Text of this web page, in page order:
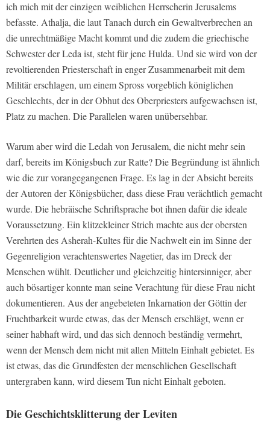
ich mich mit der einzigen weiblichen Herrscherin Jerusalems
befasste. Athalja, die laut Tanach durch ein Gewaltverbrechen an
die unrechtmäßige Macht kommt und die zudem die griechische
Schwester der Leda ist, steht für jene Hulda. Und sie wird von der
revoltierenden Priesterschaft in enger Zusammenarbeit mit dem
Militär erschlagen, um einem Spross vorgeblich königlichen
Geschlechts, der in der Obhut des Oberpriesters aufgewachsen ist,
Platz zu machen. Die Parallelen waren unübersehbar.
Warum aber wird die Ledah von Jerusalem, die nicht mehr sein
darf, bereits im Königsbuch zur Ratte? Die Begründung ist ähnlich
wie die zur vorangegangenen Frage. Es lag in der Absicht bereits
der Autoren der Königsbücher, dass diese Frau verächtlich gemacht
wurde. Die hebräische Schriftsprache bot ihnen dafür die ideale
Voraussetzung. Ein klitzekleiner Strich machte aus der obersten
Verehrten des Asherah-Kultes für die Nachwelt ein im Sinne der
Gegenreligion verachtenswertes Nagetier, das im Dreck der
Menschen wühlt. Deutlicher und gleichzeitig hintersinniger, aber
auch bösartiger konnte man seine Verachtung für diese Frau nicht
dokumentieren. Aus der angebeteten Inkarnation der Göttin der
Fruchtbarkeit wurde etwas, das der Mensch erschlägt, wenn er
seiner habhaft wird, und das sich dennoch beständig vermehrt,
wenn der Mensch dem nicht mit allen Mitteln Einhalt gebietet. Es
ist etwas, das die Grundfesten der menschlichen Gesellschaft
untergraben kann, wird diesem Tun nicht Einhalt geboten.
Die Geschichtsklitterung der Leviten